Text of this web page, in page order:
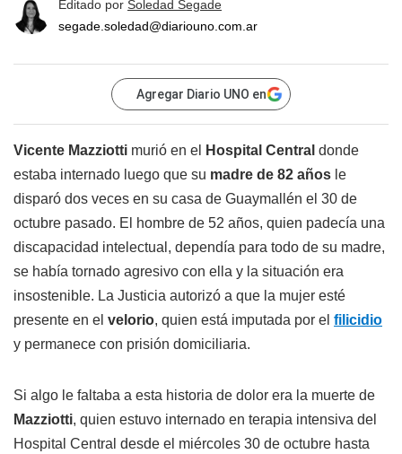
Editado por Soledad Segade
segade.soledad@diariouno.com.ar
Agregar Diario UNO en
Vicente Mazziotti murió en el Hospital Central donde
estaba internado luego que su madre de 82 años le
disparó dos veces en su casa de Guaymallén el 30 de
octubre pasado. El hombre de 52 años, quien padecía una
discapacidad intelectual, dependía para todo de su madre,
se había tornado agresivo con ella y la situación era
insostenible. La Justicia autorizó a que la mujer esté
presente en el velorio, quien está imputada por el filicidio
y permanece con prisión domiciliaria.
Si algo le faltaba a esta historia de dolor era la muerte de
Mazziotti, quien estuvo internado en terapia intensiva del
Hospital Central desde el miércoles 30 de octubre hasta